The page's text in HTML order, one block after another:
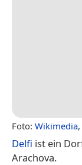
Foto: Wikimedia,
Delfi ist ein
Arachova.